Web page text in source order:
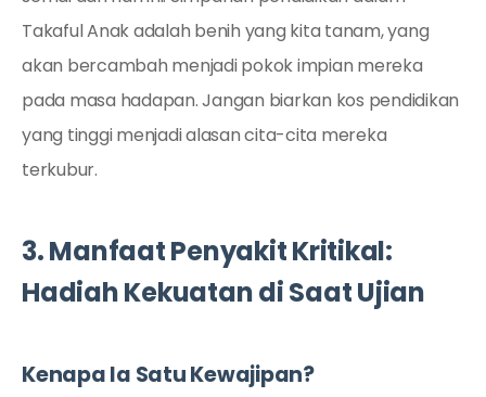
Takaful Anak adalah benih yang kita tanam, yang
akan bercambah menjadi pokok impian mereka
pada masa hadapan. Jangan biarkan kos pendidikan
yang tinggi menjadi alasan cita-cita mereka
terkubur.
3. Manfaat Penyakit Kritikal:
Hadiah Kekuatan di Saat Ujian
Kenapa Ia Satu Kewajipan?